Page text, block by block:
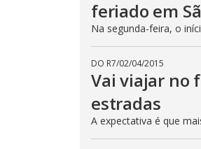
feriado em
Na segunda-feira, o
DO R7/02/04/2015
Vai viajar no
estradas
A expectativa é que